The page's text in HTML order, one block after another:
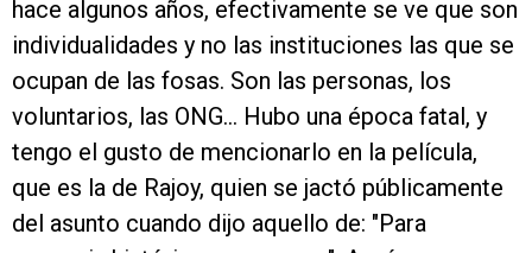
hace algunos años, efectivamente se ve que son
individualidades y no las instituciones las que se
ocupan de las fosas. Son las personas, los
voluntarios, las ONG… Hubo una época fatal, y
tengo el gusto de mencionarlo en la película,
que es la de Rajoy, quien se jactó públicamente
del asunto cuando dijo aquello de: "Para